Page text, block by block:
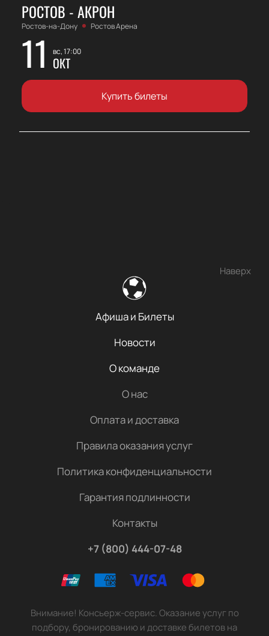
РОСТОВ - АКРОН
Ростов-на-Дону Ростов Арена
11 вс, 17:00
ОКТ
Купить билеты
Наверх
Афиша и Билеты
Новости
О команде
О нас
Оплата и доставка
Правила оказания услуг
Политика конфиденциальности
Гарантия подлинности
Контакты
+7 (800) 444-07-48
Внимание! Консьерж-сервис. Оказание услуг по
подбору, бронированию и доставке билетов на